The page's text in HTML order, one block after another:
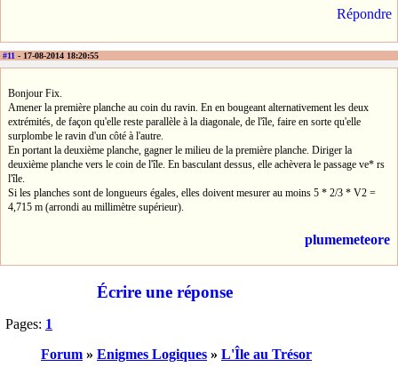
Répondre
#11 - 17-08-2014 18:20:55
Bonjour Fix.
Amener la première planche au coin du ravin. En en bougeant alternativement les deux
extrémités, de façon qu'elle reste parallèle à la diagonale, de l'île, faire en sorte qu'elle
surplombe le ravin d'un côté à l'autre.
En portant la deuxième planche, gagner le milieu de la première planche. Diriger la
deuxième planche vers le coin de l'île. En basculant dessus, elle achèvera le passage ve* rs
l'île.
Si les planches sont de longueurs égales, elles doivent mesurer au moins 5 * 2/3 * V2 =
4,715 m (arrondi au millimètre supérieur).
plumemeteore
Écrire une réponse
Pages: 1
Forum » Enigmes Logiques » L'Île au Trésor